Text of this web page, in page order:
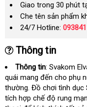
Giao trong 30 phút
Che tên sản phẩm
24/7 Hotline:
Thông tin
Thông tin: Svakom
quái mang đến cho phụ
thườngkhách
hàng
. Đồ chơi tình dục
tích hợp chế độ rung